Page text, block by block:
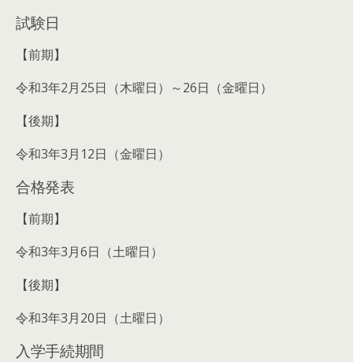
試験日
【前期】
令和3年2月25日（木曜日）～26日（金曜日）
【後期】
令和3年3月12日（金曜日）
合格発表
【前期】
令和3年3月6日（土曜日）
【後期】
令和3年3月20日（土曜日）
入学手続期間